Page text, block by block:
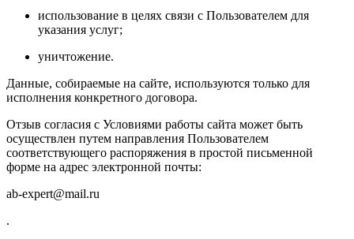
использование в целях связи с Пользователем для
указания услуг;
уничтожение.
Данные, собираемые на сайте, используются только для
исполнения конкретного договора.
Отзыв согласия с Условиями работы сайта может быть
осуществлен путем направления Пользователем
соответствующего распоряжения в простой письменной
форме на адрес электронной почты:
ab-expert@mail.ru
.